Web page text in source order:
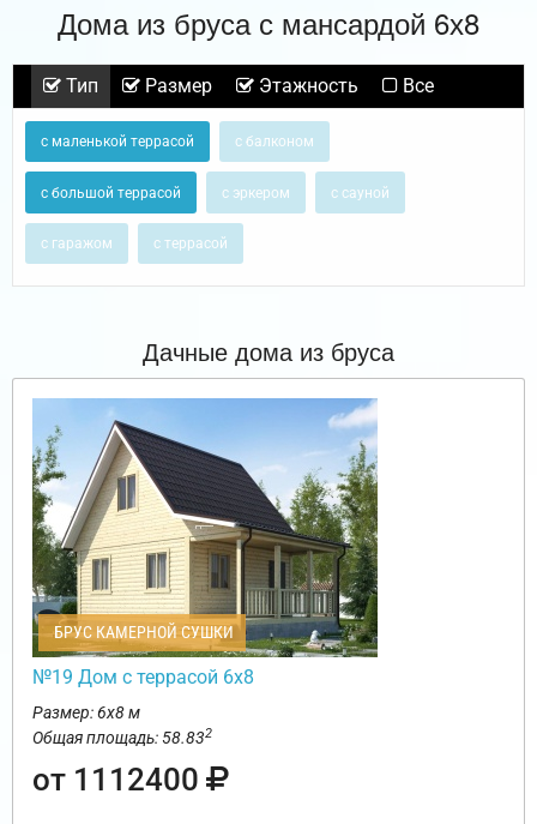
Дома из бруса с мансардой 6х8
Тип Размер Этажность Все
с маленькой террасой с балконом
с большой террасой с эркером с сауной
с гаражом с террасой
Дачные дома из бруса
БРУС КАМЕРНОЙ СУШКИ
№19 Дом с террасой 6х8
Размер: 6х8 м
Общая площадь: 58.832
от 1112400